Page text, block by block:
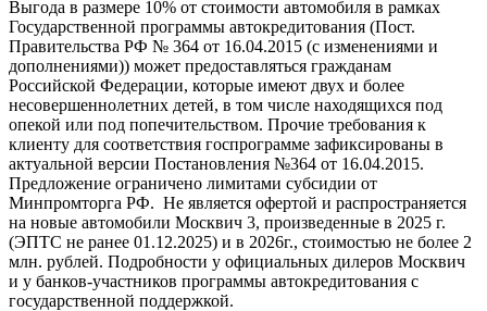
Выгода в размере 10% от стоимости автомобиля в рамках
Государственной программы автокредитования (Пост.
Правительства РФ № 364 от 16.04.2015 (с изменениями и
дополнениями)) может предоставляться гражданам
Российской Федерации, которые имеют двух и более
несовершеннолетних детей, в том числе находящихся под
опекой или под попечительством. Прочие требования к
клиенту для соответствия госпрограмме зафиксированы в
актуальной версии Постановления №364 от 16.04.2015.
Предложение ограничено лимитами субсидии от
Минпромторга РФ. Не является офертой и распространяется
на новые автомобили Москвич 3, произведенные в 2025 г.
(ЭПТС не ранее 01.12.2025) и в 2026г., стоимостью не более 2
млн. рублей. Подробности у официальных дилеров Москвич
и у банков-участников программы автокредитования с
государственной поддержкой.